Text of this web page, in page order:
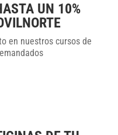
UN 10%
en nuestros cursos de